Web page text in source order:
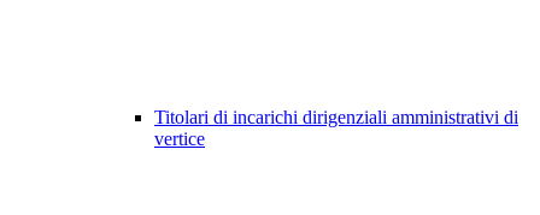
Titolari di incarichi dirigenziali amministrativi di
vertice